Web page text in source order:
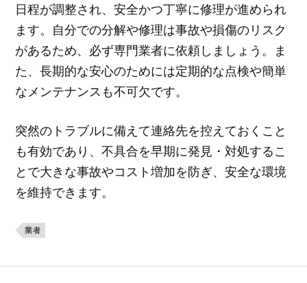
日程が調整され、安全かつ丁寧に修理が進められ
ます。自分での分解や修理は事故や損傷のリスク
があるため、必ず専門業者に依頼しましょう。ま
た、長期的な安心のためには定期的な点検や簡単
なメンテナンスも不可欠です。
突然のトラブルに備えて連絡先を控えておくこと
も有効であり、不具合を早期に発見・対処するこ
とで大きな事故やコスト増加を防ぎ、安全な環境
を維持できます。
業者